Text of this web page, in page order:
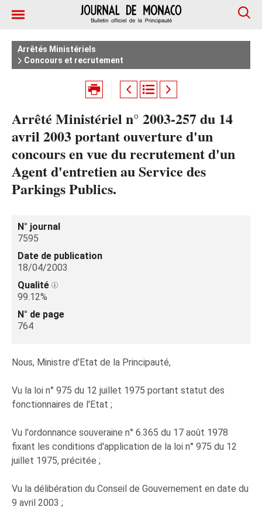
Arrêtés Ministériels
Concours et recrutement
Arrêté Ministériel n° 2003-257 du 14
avril 2003 portant ouverture d'un
concours en vue du recrutement d'un
Agent d'entretien au Service des
Parkings Publics.
N° journal
7595
Date de publication
18/04/2003
Qualité
99.12%
N° de page
764
Nous, Ministre d'Etat de la Principauté,
Vu la loi n° 975 du 12 juillet 1975 portant statut des
fonctionnaires de l'Etat ;
Vu l'ordonnance souveraine n° 6.365 du 17 août 1978
fixant les conditions d'application de la loi n° 975 du 12
juillet 1975, précitée ;
Vu la délibération du Conseil de Gouvernement en date du
9 avril 2003 ;